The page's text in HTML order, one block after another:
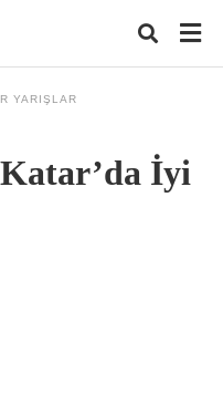
your
YARIŞLAR
İyi